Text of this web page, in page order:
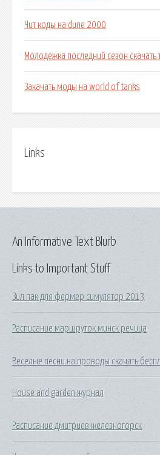
Чит коды на dune 2000
Молодежка последний сезон скачать
Закачать моды на world of tanks
Links
Links to Important Stuff
Зил пак для фермер симулятор 2013
Расписание маршруток минск речица
Веселые песни на проводы скачать
House and garden журнал
Расписание дмитриев железногорск
An Informative Text Blurb